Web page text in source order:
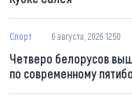
Спорт 6 августа, 2026 12:50
Четверо белорусов
по современному